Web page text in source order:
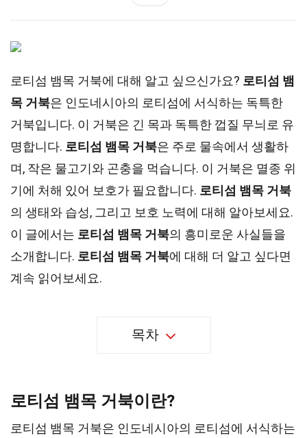
로티섬 뱀목 거북에 대해 알고 싶으신가요? 로티섬 뱀
목 거북은 인도네시아의 로티섬에 서식하는 독특한
거북입니다. 이 거북은 긴 목과 독특한 껍질 무늬로 유
명합니다. 로티섬 뱀목 거북은 주로 물속에서 생활하
며, 작은 물고기와 곤충을 먹습니다. 이 거북은 멸종 위
기에 처해 있어 보호가 필요합니다. 로티섬 뱀목 거북
의 생태와 습성, 그리고 보호 노력에 대해 알아보세요.
이 글에서는 로티섬 뱀목 거북의 흥미로운 사실들을
소개합니다. 로티섬 뱀목 거북에 대해 더 알고 싶다면
계속 읽어보세요.
목차
로티섬 뱀목 거북이란?
로티섬 뱀목 거북은 인도네시아의 로티섬에 서식하는